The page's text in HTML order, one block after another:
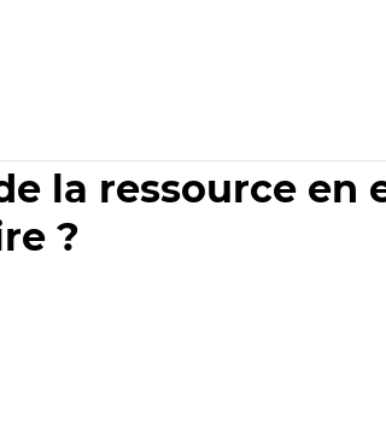
la ressource en
?